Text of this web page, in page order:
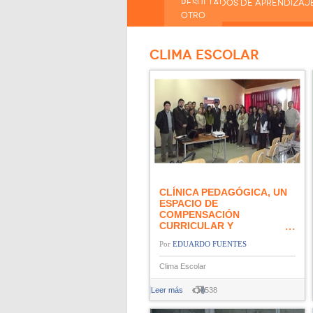
RESULTADOS DE
OTRO
CLIMA ESCOLAR
CLÍNICA PEDAGÓGICA, UN
ESPACIO DE
COMPENSACIÓN
CURRICULAR Y
EDUARDO FUENTES
Clima Escolar
Leer más (0)
: 10538